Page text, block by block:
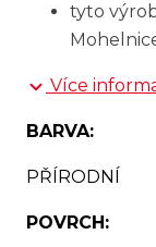
tyto
Více
BARVA:
PŘÍRODNÍ
POVRCH: